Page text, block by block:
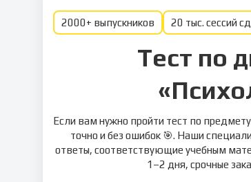
2000+ выпускников 20 тыс. сессий
Тест по
Если вам нужно пройти тест по
точно и без ошибок 🎯. Наши
ответы, соответствующие учебным
1–2 дня, срочные